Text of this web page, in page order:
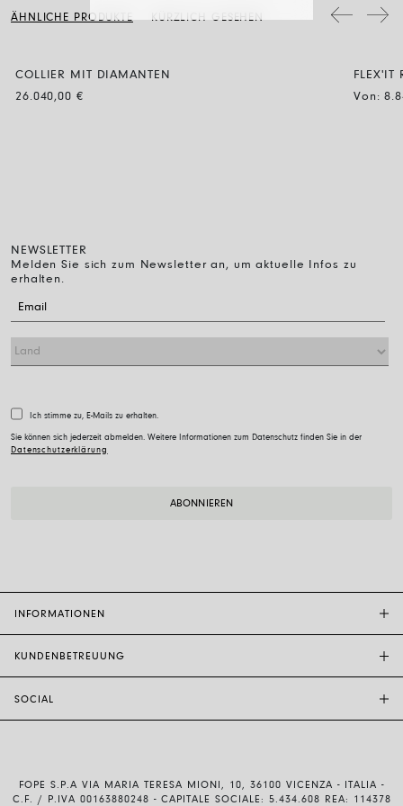
gereinigt, dann spült man sie ab und lässt sie einfach an der Luft
ÄHNLICHE PRODUKTE KÜRZLICH GESEHEN
COLLIER MIT DIAMANTEN
26.040,00 €
FLEX'IT
Von:
NEWSLETTER
Melden Sie sich zum Newsletter an, um aktuelle Infos zu
erhalten.
Ich stimme zu, E-Mails zu erhalten.
Sie können sich jederzeit abmelden. Weitere Informationen zum Datenschutz finden Sie in der
Datenschutzerklärung
INFORMATIONEN
KUNDENBETREUUNG
VERSAND UND RÜCKSENDUNG
SOCIAL
YOUTUBE
FOPE S.P.A VIA MARIA TERESA MIONI, 10, 36100 VICENZA - ITALIA -
C.F. / P.IVA 00163880248 - CAPITALE SOCIALE: 5.434.608 REA: 114378